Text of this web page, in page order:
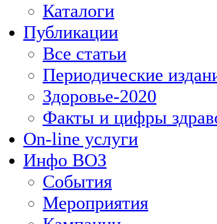
Каталоги
Публикации
Все статьи
Периодические
Здоровье-2020
Факты и цифры
On-line услуги
Инфо ВОЗ
События
Мероприятия